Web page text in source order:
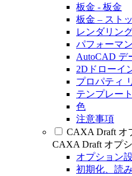
板金 - 板金
板金 – スト
レンダリン
パフォーマ
AutoCAD デ
2Dドローイ
プロパティ
テンプレート
色
注意事項
CAXA Draft オ
CAXA Draft オプ
オプション
初期化、読